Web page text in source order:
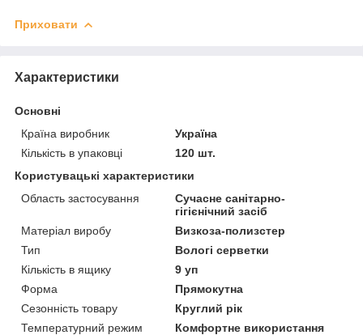
Приховати
Характеристики
Основні
Країна виробник
Україна
Кількість в упаковці
120 шт.
Користувацькі характеристики
Область застосування
Сучасне санітарно-
гігієнічний засіб
Матеріал виробу
Визкоза-полизстер
Тип
Вологі серветки
Кількість в ящику
9 уп
Форма
Прямокутна
Сезонність товару
Круглий рік
Температурний режим
Комфортне використання